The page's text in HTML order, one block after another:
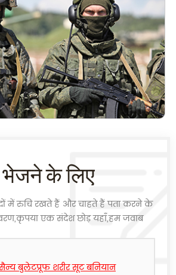
के लिए
में रुचि रखते हैं और चाहते हैं पता करने के
एक संदेश छोड़ यहाँ,हम जवाब
बुलेटप्रूफ शरीर सूट बनियान